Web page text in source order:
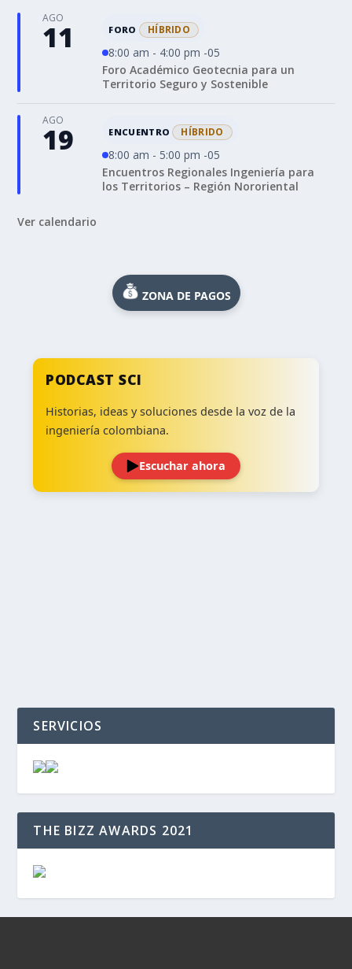
AGO
11 FORO HÍBRIDO
8:00 am - 4:00 pm -05
Foro Académico Geotecnia para un
Territorio Seguro y Sostenible
AGO
19 ENCUENTRO HÍBRIDO
8:00 am - 5:00 pm -05
Encuentros Regionales Ingeniería para
los Territorios – Región Nororiental
Ver calendario
ZONA DE PAGOS
PODCAST SCI
Historias, ideas y soluciones desde la voz de la
ingeniería colombiana.
Escuchar ahora
SERVICIOS
THE BIZZ AWARDS 2021